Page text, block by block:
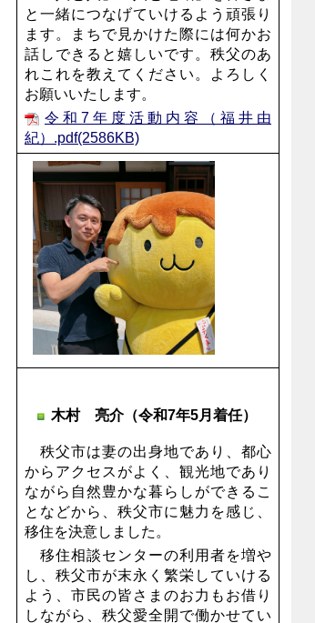
と一緒につなげていけるよう頑張り
ます。まちで見かけた際には何かお
話しできると嬉しいです。秩父のあ
れこれを教えてください。
よろしく
お願いいたします。
令和7年度活動内容（福井由
紀）.pdf(2586KB)
木村 亮介（令和7年5月着任）
秩父市は妻の出身地であり、都心
からアクセスがよく、観光地であり
ながら自然豊かな暮らしができるこ
となどから、秩父市に魅力を感じ、
移住を決意しました。
移住相談センターの利用者を増や
し、秩父市が末永く繁栄していける
よう、市民の皆さまのお力もお借り
しながら、秩父愛全開で働かせてい